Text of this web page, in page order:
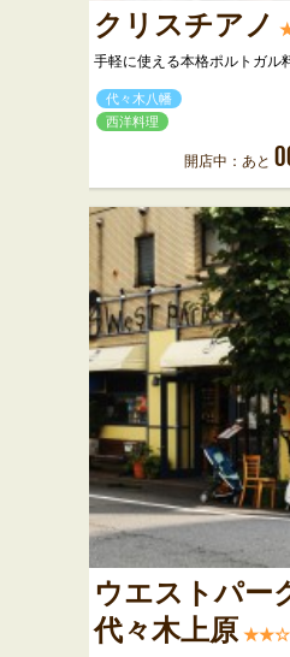
クリスチアノ
手軽に使える本格ポルトガル
代々木八幡
西洋料理
開店中：あと
ウエストパー
代々木上原 ★★☆